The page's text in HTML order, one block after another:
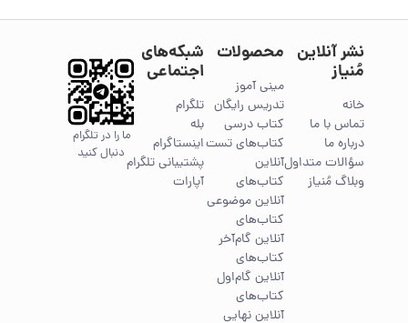
نشر آنلاین
مُنیاز
خانه
تماس با ما
درباره ما
سؤالات متداول
وبلاگ مُنیاز
محصولات
مینی آموز
تدریس رایگان
کتاب درسی
کتاب‌های تست
آنلاین
کتاب‌های
آنلاین موضوعی
کتاب‌های
آنلاین گام‌آخر
کتاب‌های
آنلاین گام‌اول
کتاب‌های
آنلاین نهایی
شبکه‌های
اجتماعی
تلگرام
بله
اینستاگرام
پشتیبانی تلگرام
آپارات
ما را در تلگرام
دنبال کنید